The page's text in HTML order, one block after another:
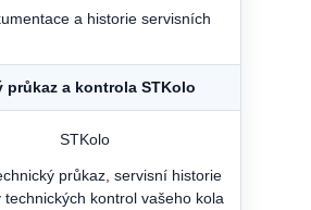
a historie servisních
průkaz a kontrola STKolo
průkaz, servisní historie
technických kontrol vašeho kola